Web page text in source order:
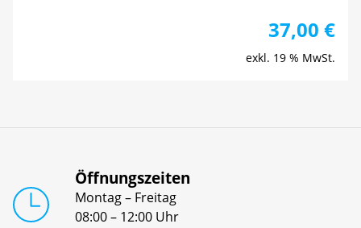
37,00 €
exkl. 19 % MwSt.
Öffnungszeiten
Montag – Freitag
08:00 – 12:00 Uhr